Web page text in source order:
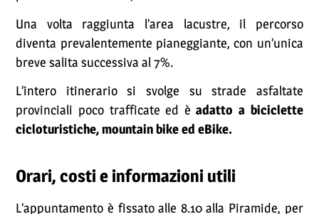
Una volta raggiunta l’area lacustre, il percorso
diventa prevalentemente pianeggiante, con un’unica
breve salita successiva al 7%.
L’intero itinerario si svolge su strade asfaltate
provinciali poco trafficate ed è adatto a biciclette
cicloturistiche, mountain bike ed eBike.
Orari, costi e informazioni utili
L’appuntamento è fissato alle 8.10 alla Piramide, per